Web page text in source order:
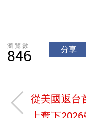
瀏覽數
846 分享
從美國返台